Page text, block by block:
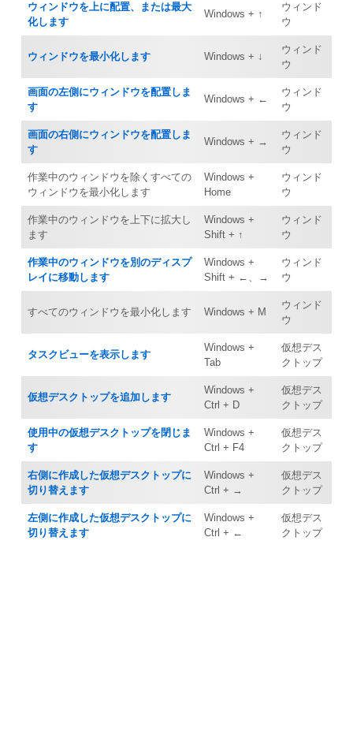
ウィンドウを上に配置、または最大
化します
Windows + ↑
ウィンド
ウ
ウィンドウを最小化します Windows + ↓
ウィンド
ウ
画面の左側にウィンドウを配置しま
す
Windows + ←
ウィンド
ウ
画面の右側にウィンドウを配置しま
す
Windows + →
ウィンド
ウ
作業中のウィンドウを除くすべての
ウィンドウを最小化します
Windows +
Home
ウィンド
ウ
作業中のウィンドウを上下に拡大し
ます
Windows +
Shift + ↑
ウィンド
ウ
作業中のウィンドウを別のディスプ
レイに移動します
Windows +
Shift + ←、→
ウィンド
ウ
すべてのウィンドウを最小化します Windows + M
ウィンド
ウ
タスクビューを表示します
Windows +
Tab
仮想デス
クトップ
仮想デスクトップを追加します
Windows +
Ctrl + D
仮想デス
クトップ
使用中の仮想デスクトップを閉じま
す
Windows +
Ctrl + F4
仮想デス
クトップ
右側に作成した仮想デスクトップに
切り替えます
Windows +
Ctrl + →
仮想デス
クトップ
左側に作成した仮想デスクトップに
切り替えます
Windows +
Ctrl + ←
仮想デス
クトップ